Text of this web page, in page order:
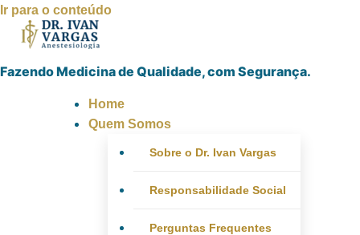
Ir para o conteúdo
Fazendo Medicina de Qualidade, com Segurança.
Home
Quem Somos
Sobre o Dr. Ivan Vargas
Responsabilidade Social
Perguntas Frequentes